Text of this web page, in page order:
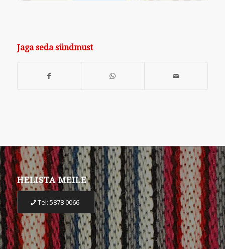
Jaga seda sündmust
HELISTA MEILE
Tel: 5878 0066